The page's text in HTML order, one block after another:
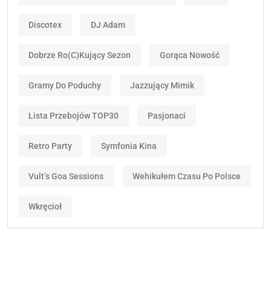
Discotex DJ Adam
Dobrze Ro(c)kujący Sezon Gorąca Nowość
Gramy Do Poduchy Jazzujący Mimik
Lista Przebojów TOP30 Pasjonaci
Retro Party Symfonia Kina
Vult’s Goa Sessions Wehikułem Czasu Po Polsce
Wkręcioł